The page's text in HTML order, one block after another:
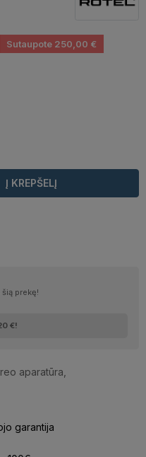
Sutaupote 250,00 €
Į KREPŠELĮ
prekę!
€!
aparatūra
garantija